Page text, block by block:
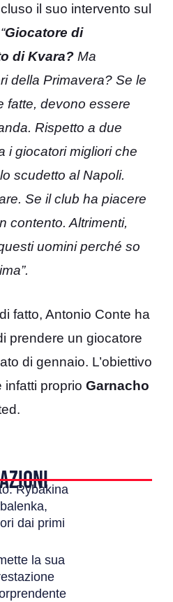
il suo intervento sul
“Giocatore di
di Kvara? Ma
della Primavera? Se le
fatte, devono essere
Rispetto a due
i giocatori migliori che
scudetto al Napoli.
Se il club ha piacere
contento. Altrimenti,
uomini perché so
fatto, Antonio Conte ha
prendere un giocatore
di gennaio. L’obiettivo
infatti proprio Garnacho
Rybakina
dai primi
la sua